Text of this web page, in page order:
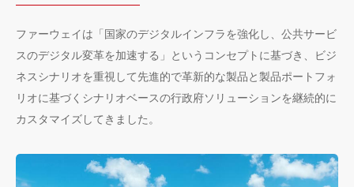
ファーウェイは「国家のデジタルインフラを強化し、公共サービ
スのデジタル変革を加速する」というコンセプトに基づき、ビジ
ネスシナリオを重視して先進的で革新的な製品と製品ポートフォ
リオに基づくシナリオベースの行政府ソリューションを継続的に
カスタマイズしてきました。